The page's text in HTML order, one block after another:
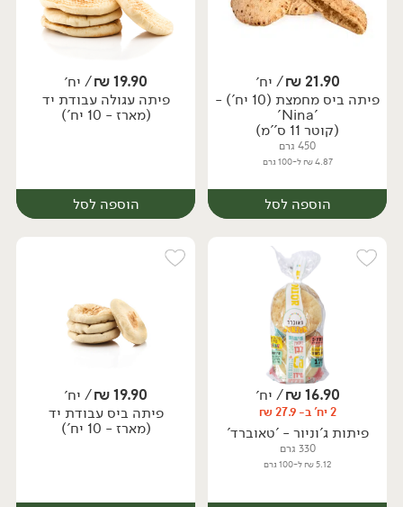
יח׳ יח׳
21.90
₪/ יח׳
פיתה ביס מחמצת (10 יח') -
'Nina'
(קוטר 11 ס''מ)
450 גרם
4.87 ₪ ל-100 גרם
הוספה לסל
יח׳
19.90
₪/ יח׳
פיתה עגולה עבודת יד
(מארז - 10 יח')
הוספה לסל
יח׳
16.90
₪/ יח׳
2 יח' ב- 27.9 ₪
פיתות ג'וניור - 'טאוברד'
330 גרם
5.12 ₪ ל-100 גרם
19.90
₪/ יח׳
פיתה ביס עבודת יד
(מארז - 10 יח')